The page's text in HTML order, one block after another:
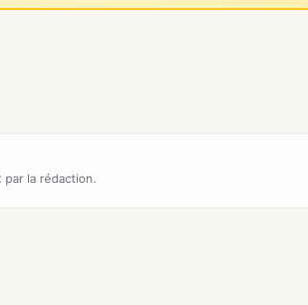
par la rédaction.